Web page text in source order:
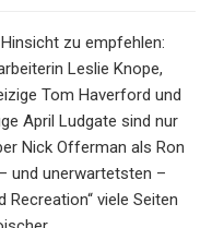
zu empfehlen:
Leslie Knope,
Tom Haverford und
April Ludgate sind nur
Nick Offerman als Ron
und unerwartetsten –
Recreation“ viele Seiten